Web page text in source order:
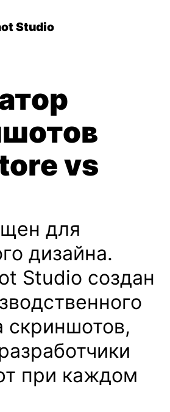
Studioнавигации
vs
для
дизайна.
Studio создан
скриншотов,
при каждом